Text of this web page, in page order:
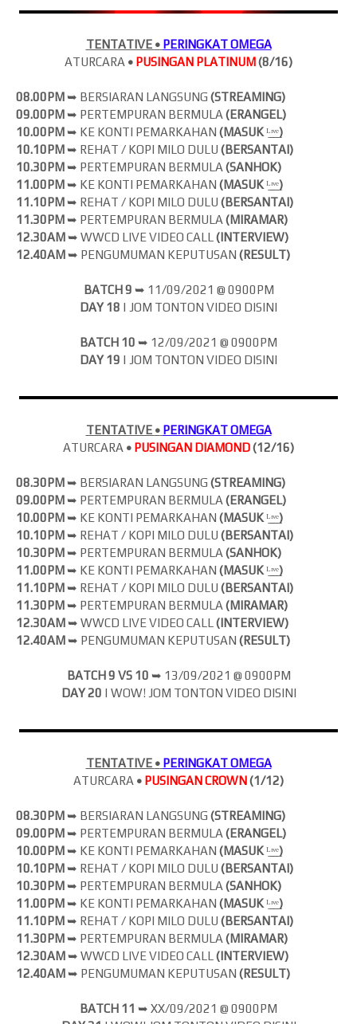
TENTATIVE • PERINGKAT OMEGA
ATURCARA • PUSINGAN PLATINUM(8/16)
08.00PM➥ BERSIARAN LANGSUNG (STREAMING)
09.00PM➥ PERTEMPURAN BERMULA (ERANGEL)
10.00PM➥ KE KONTI PEMARKAHAN (MASUKᴸ̲ᶦ̲ᵛ̲ᵉ̲)
10.10PM➥ REHAT / KOPI MILO DULU (BERSANTAI)
10.30PM➥ PERTEMPURAN BERMULA (SANHOK)
11.00PM➥ KE KONTI PEMARKAHAN (MASUKᴸ̲ᶦ̲ᵛ̲ᵉ̲)
11.10PM➥ REHAT / KOPI MILO DULU (BERSANTAI)
11.30PM➥ PERTEMPURAN BERMULA (MIRAMAR)
12.30AM➥ WWCD LIVE VIDEO CALL (INTERVIEW)
12.40AM➥ PENGUMUMAN KEPUTUSAN (RESULT)
BATCH 9 ➥ 11/09/2021 @ 0900PM
DAY 18 | JOM TONTON VIDEO DISINI
BATCH 10 ➥ 12/09/2021 @ 0900PM
DAY 19 | JOM TONTON VIDEO DISINI
TENTATIVE • PERINGKAT OMEGA
ATURCARA • PUSINGAN DIAMOND(12/16)
08.30PM➥ BERSIARAN LANGSUNG (STREAMING)
09.00PM➥ PERTEMPURAN BERMULA (ERANGEL)
10.00PM➥ KE KONTI PEMARKAHAN (MASUKᴸ̲ᶦ̲ᵛ̲ᵉ̲)
10.10PM➥ REHAT / KOPI MILO DULU (BERSANTAI)
10.30PM➥ PERTEMPURAN BERMULA (SANHOK)
11.00PM➥ KE KONTI PEMARKAHAN (MASUKᴸ̲ᶦ̲ᵛ̲ᵉ̲)
11.10PM➥ REHAT / KOPI MILO DULU (BERSANTAI)
11.30PM➥ PERTEMPURAN BERMULA (MIRAMAR)
12.30AM➥ WWCD LIVE VIDEO CALL (INTERVIEW)
12.40AM➥ PENGUMUMAN KEPUTUSAN (RESULT)
BATCH 9 VS 10 ➥ 13/09/2021 @ 0900PM
DAY 20 | WOW! JOM TONTON VIDEO DISINI
TENTATIVE • PERINGKAT OMEGA
ATURCARA • PUSINGAN CROWN(1/12)
08.30PM➥ BERSIARAN LANGSUNG (STREAMING)
09.00PM➥ PERTEMPURAN BERMULA (ERANGEL)
10.00PM➥ KE KONTI PEMARKAHAN (MASUKᴸ̲ᶦ̲ᵛ̲ᵉ̲)
10.10PM➥ REHAT / KOPI MILO DULU (BERSANTAI)
10.30PM➥ PERTEMPURAN BERMULA (SANHOK)
11.00PM➥ KE KONTI PEMARKAHAN (MASUKᴸ̲ᶦ̲ᵛ̲ᵉ̲)
11.10PM➥ REHAT / KOPI MILO DULU (BERSANTAI)
11.30PM➥ PERTEMPURAN BERMULA (MIRAMAR)
12.30AM➥ WWCD LIVE VIDEO CALL (INTERVIEW)
12.40AM➥ PENGUMUMAN KEPUTUSAN (RESULT)
BATCH 11 ➥ XX/09/2021 @ 0900PM